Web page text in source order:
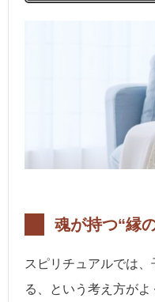
魂が持つ“縁
スピリチュアルでは、
る、という考え方が